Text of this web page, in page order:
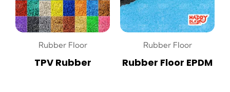
Rubber Floor
TPV Rubber
Rubber Floor
Rubber Floor EPDM